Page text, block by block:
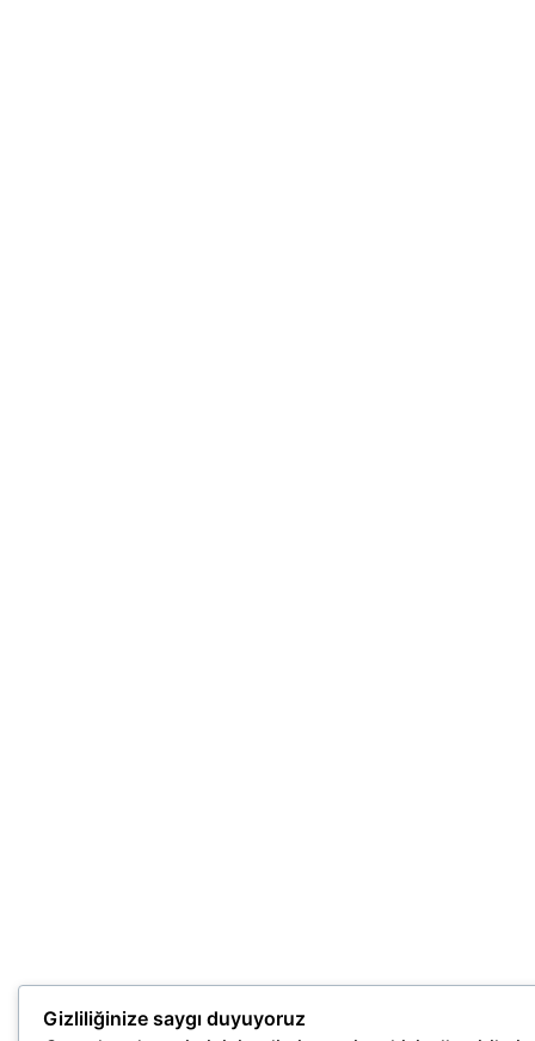
Gizliliğinize saygı duyuyoruz